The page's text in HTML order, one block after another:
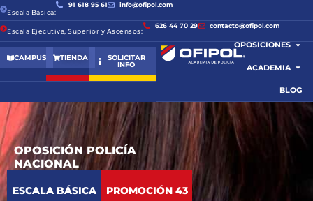
Escala Básica:
91 618 95 61 info@ofipol.com
Escala Ejecutiva, Superior y Ascensos:
626 44 70 29 contacto@ofipol.com
CAMPUS TIENDA SOLICITAR
INFO
OPOSICIONES
ACADEMIA
BLOG
OPOSICIÓN POLICÍA
NACIONAL
ESCALA BÁSICA PROMOCIÓN 43